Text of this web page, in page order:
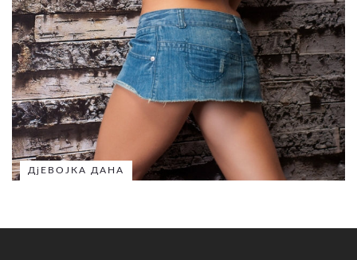
ДјЕВОЈКА ДАНА